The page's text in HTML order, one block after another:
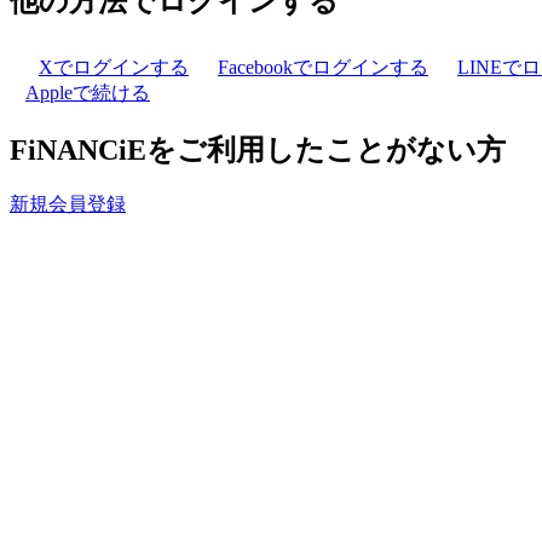
Xでログインする Facebookでログインする
LINEで
Appleで続ける
FiNANCiEをご利用したことがない方
新規会員登録